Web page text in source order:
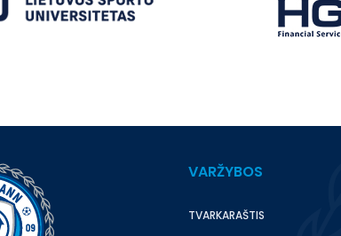
VARŽYBOS
TVARKARAŠTIS